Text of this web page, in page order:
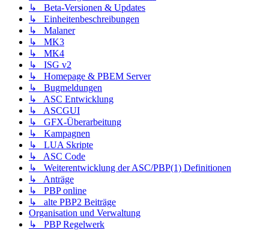
↳ Beta-Versionen & Updates
↳ Einheitenbeschreibungen
↳ Malaner
↳ MK3
↳ MK4
↳ ISG v2
↳ Homepage & PBEM Server
↳ Bugmeldungen
↳ ASC Entwicklung
↳ ASCGUI
↳ GFX-Überarbeitung
↳ Kampagnen
↳ LUA Skripte
↳ ASC Code
↳ Weiterentwicklung der ASC/PBP(1) Definitionen
↳ Anträge
↳ PBP online
↳ alte PBP2 Beiträge
Organisation und Verwaltung
↳ PBP Regelwerk